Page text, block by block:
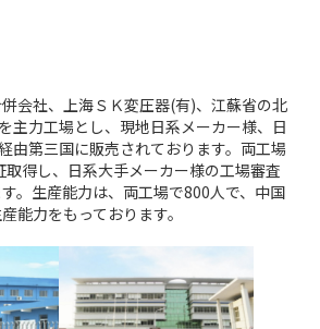
会社、上海ＳＫ変圧器(有)、江蘇省の北
主力工場とし、現地日系メーカー様、日
由第三国に販売されております。両工場
取得し、日系大手メーカー様の工場審査
。生産能力は、両工場で800人で、中国
能力をもっております。